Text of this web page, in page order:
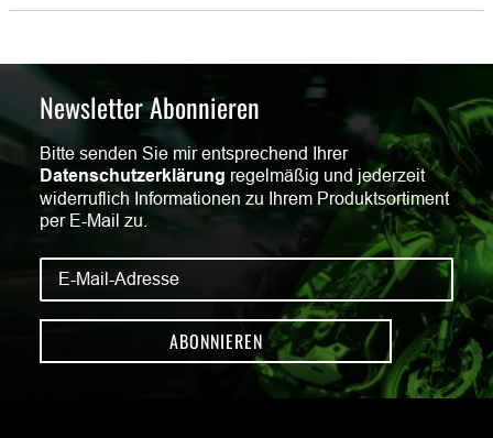
Newsletter Abonnieren
Bitte senden Sie mir entsprechend Ihrer
Datenschutzerklärung regelmäßig und jederzeit
widerruflich Informationen zu Ihrem Produktsortiment
per E-Mail zu.
ABONNIEREN